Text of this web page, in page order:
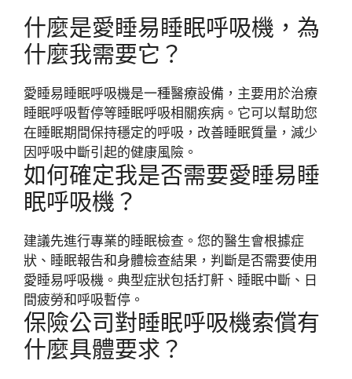
什麼是愛睡易睡眠呼吸機，為
什麼我需要它？
愛睡易睡眠呼吸機是一種醫療設備，主要用於治療
睡眠呼吸暫停等睡眠呼吸相關疾病。它可以幫助您
在睡眠期間保持穩定的呼吸，改善睡眠質量，減少
因呼吸中斷引起的健康風險。
如何確定我是否需要愛睡易睡
眠呼吸機？
建議先進行專業的睡眠檢查。您的醫生會根據症
狀、睡眠報告和身體檢查結果，判斷是否需要使用
愛睡易呼吸機。典型症狀包括打鼾、睡眠中斷、日
間疲勞和呼吸暫停。
保險公司對睡眠呼吸機索償有
什麼具體要求？